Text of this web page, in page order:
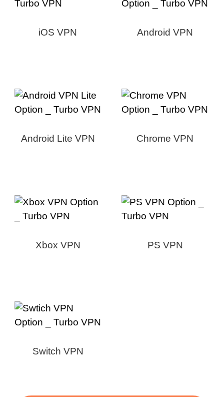
iOS VPN Android VPN
Android Lite VPN Chrome VPN
Xbox VPN PS VPN
Switch VPN